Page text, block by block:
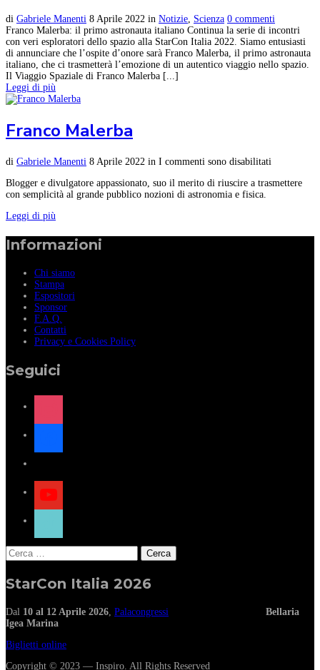
di Gabriele Manenti 8 Aprile 2022 in Notizie Scienza 0 commenti
Franco Malerba: il primo astronauta italiano Continua la serie di incontri
con veri esploratori dello spazio alla StarCon Italia 2022. Siamo entusiasti
di annunciare che l’ospite d’onore sarà Franco Malerba, il primo astronauta
italiano, che ci trasmetterà l’emozione di un autentico viaggio nello spazio.
Il Viaggio Spaziale di Franco Malerba [...]
Leggi di più
Franco Malerba
di Gabriele Manenti 8 Aprile 2022 in I commenti sono disabilitati
Blogger e divulgatore appassionato, suo il merito di riuscire a trasmettere
con semplicità al grande pubblico nozioni di astronomia e fisica.
Leggi di più
Informazioni
Chi siamo
Stampa
Espositori
Sponsor
F.A.Q.
Contatti
Privacy e Cookies Policy
Seguici
instagram
facebook
x
youtube
tiktok
Ricerca
per:
StarCon Italia 2026
Dal 10 al 12 Aprile 2026 Palacongressi
Bellaria
Igea Marina
Biglietti online
Copyright © 2023 — Inspiro. All Rights Reserved